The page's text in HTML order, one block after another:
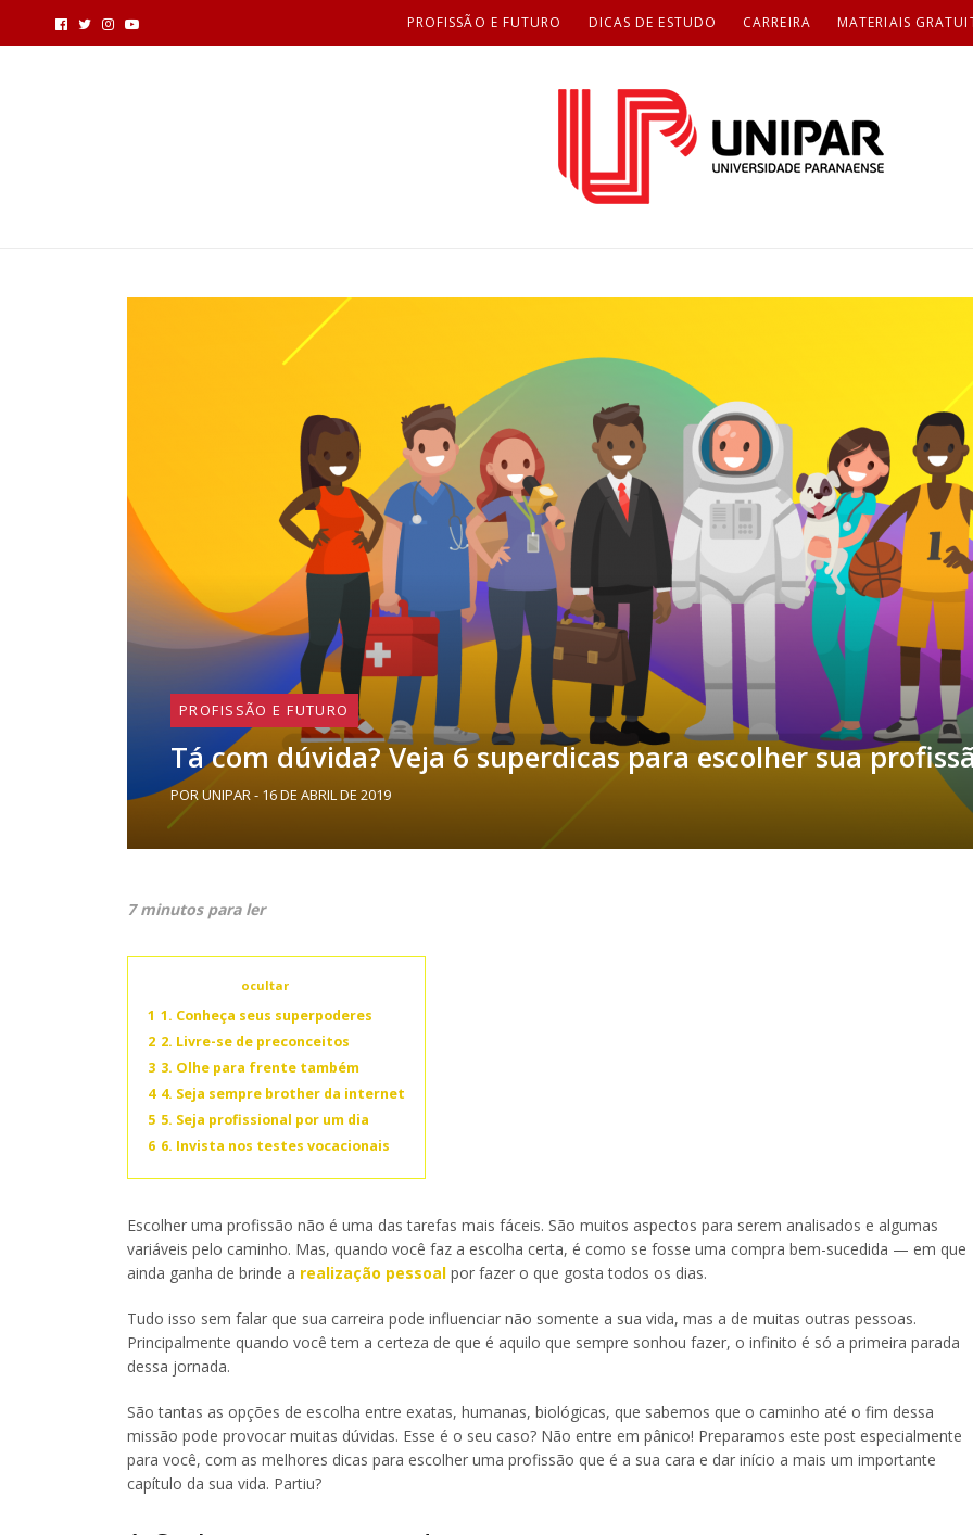
PROFISSÃO E FUTURO DICAS DE ESTUDO CARREIRA MATERIAIS
PROFISSÃO E FUTURO
Tá com dúvida? Veja 6 superdicas para escolher sua
POR UNIPAR - 16 DE ABRIL DE 2019
7 minutos para ler
ocultar
1 1. Conheça seus superpoderes
2 2. Livre-se de preconceitos
3 3. Olhe para frente também
4 4. Seja sempre brother da internet
5 5. Seja profissional por um dia
6 6. Invista nos testes vocacionais
Escolher uma profissão não é uma das tarefas mais fáceis. São muitos aspectos para serem analisados e algumas
variáveis pelo caminho. Mas, quando você faz a escolha certa, é como se fosse uma compra bem-sucedida — em que
ainda ganha de brinde a realização pessoal por fazer o que gosta todos os dias.
Tudo isso sem falar que sua carreira pode influenciar não somente a sua vida, mas a de muitas outras pessoas.
Principalmente quando você tem a certeza de que é aquilo que sempre sonhou fazer, o infinito é só a primeira parada
dessa jornada.
São tantas as opções de escolha entre exatas, humanas, biológicas, que sabemos que o caminho até o fim dessa
missão pode provocar muitas dúvidas. Esse é o seu caso? Não entre em pânico! Preparamos este post especialmente
para você, com as melhores dicas para escolher uma profissão que é a sua cara e dar início a mais um importante
capítulo da sua vida. Partiu?